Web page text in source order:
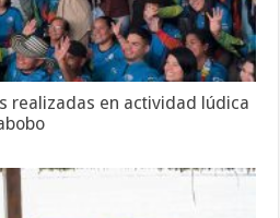
realizadas en actividad lúdica